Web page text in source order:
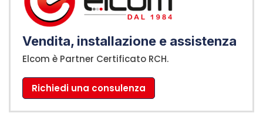
Vendita, installazione e assistenza
Elcom è Partner Certificato RCH.
Richiedi una consulenza